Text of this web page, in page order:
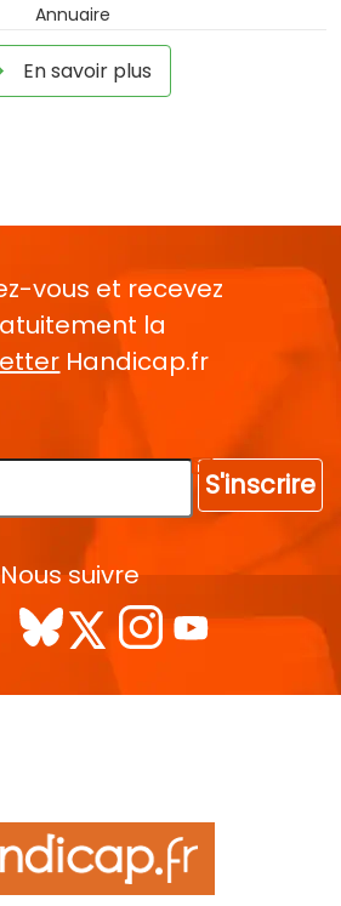
Annuaire
En savoir plus
vous et recevez
la
Handicap.fr
S'inscrire
Nous suivre